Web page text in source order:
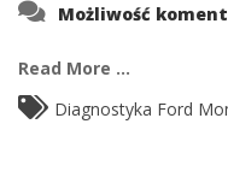
Możliwość
Read More ...
Diagnostyka Ford